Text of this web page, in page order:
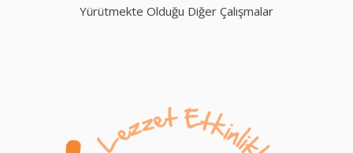
Yürütmekte Olduğu Diğer Çalışmalar